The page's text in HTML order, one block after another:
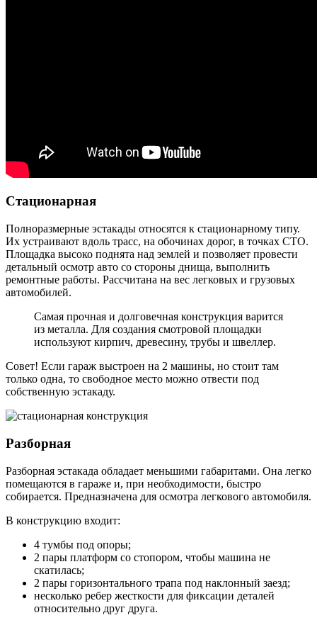
Стационарная
Полноразмерные эстакады относятся к стационарному типу.
Их устраивают вдоль трасс, на обочинах дорог, в точках СТО.
Площадка высоко поднята над землей и позволяет провести
детальный осмотр авто со стороны днища, выполнить
ремонтные работы. Рассчитана на вес легковых и грузовых
автомобилей.
Самая прочная и долговечная конструкция варится
из металла. Для создания смотровой площадки
используют кирпич, древесину, трубы и швеллер.
Совет! Если гараж выстроен на 2 машины, но стоит там
только одна, то свободное место можно отвести под
собственную эстакаду.
Разборная
Разборная эстакада обладает меньшими габаритами. Она легко
помещаются в гараже и, при необходимости, быстро
собирается. Предназначена для осмотра легкового автомобиля.
В конструкцию входит:
4 тумбы под опоры;
2 пары платформ со стопором, чтобы машина не
скатилась;
2 пары горизонтального трапа под наклонный заезд;
несколько ребер жесткости для фиксации деталей
относительно друг друга.